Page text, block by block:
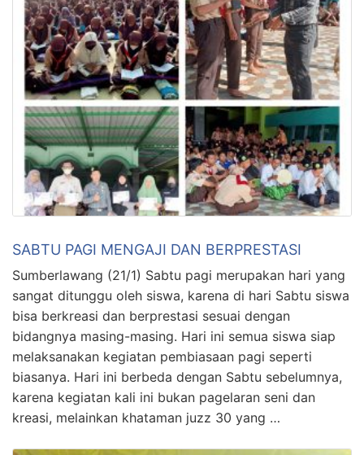
SABTU PAGI MENGAJI DAN BERPRESTASI
Sumberlawang (21/1) Sabtu pagi merupakan hari yang
sangat ditunggu oleh siswa, karena di hari Sabtu siswa
bisa berkreasi dan berprestasi sesuai dengan
bidangnya masing-masing. Hari ini semua siswa siap
melaksanakan kegiatan pembiasaan pagi seperti
biasanya. Hari ini berbeda dengan Sabtu sebelumnya,
karena kegiatan kali ini bukan pagelaran seni dan
kreasi, melainkan khataman juzz 30 yang …